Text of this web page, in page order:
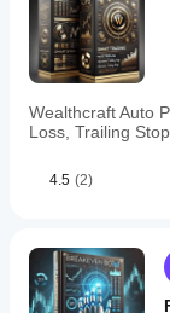
Wealthcraft Auto
Loss, Trailing
4.5 (2)